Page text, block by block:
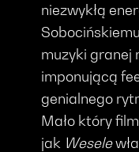
niezwykłą
muzyki granej
imponującą
genialnego
Mało który
jak Wesele